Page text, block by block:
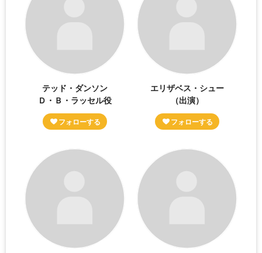
テッド・ダンソン
Ｄ・Ｂ・ラッセル役
エリザベス・シュー
（出演）